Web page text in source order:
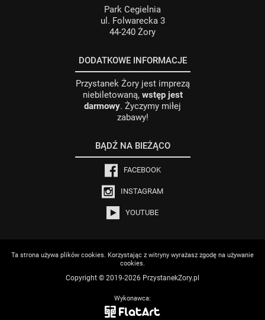
Park Cegielnia
ul. Folwarecka 3
44-240 Żory
DODATKOWE INFORMACJE
Przystanek Żory jest imprezą
niebiletowaną, wstęp jest
darmowy. Życzymy miłej
zabawy!
BĄDŹ NA BIEŻĄCO
FACEBOOK
INSTAGRAM
YOUTUBE
Ta strona używa plików cookies. Korzystając z witryny wyrażasz zgodę na używanie
cookies.
Copyright © 2019-2026 PrzystanekZory.pl
Wykonawca: